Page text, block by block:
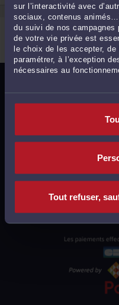
sur l’interactivité avec
sociaux, contenus
du suivi de nos
de votre vie privée est
le choix de les accepter,
paramétrer, à l’exception
nécessaires au
Tout refuser,
MENTIONS
POLITIQUE DE
POLITIQUE DES
CGU AVOCATS
CGUV
PLAN DU SITE